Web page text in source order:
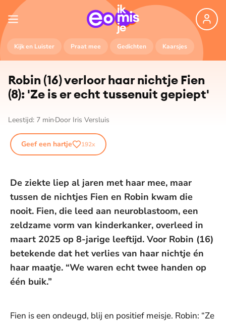
Kijk en Luister Praat mee Gedichten Kaarsjes
Robin (16) verloor haar nichtje Fien
(8): 'Ze is er echt tussenuit gepiept'
Leestijd: 7 min Door Iris Versluis
Geef een hartje 192x
De ziekte liep al jaren met haar mee, maar
tussen de nichtjes Fien en Robin kwam die
nooit. Fien, die leed aan neuroblastoom, een
zeldzame vorm van kinderkanker, overleed in
maart 2025 op 8-jarige leeftijd. Voor Robin (16)
betekende dat het verlies van haar nichtje én
haar maatje. “We waren echt twee handen op
één buik.”
Fien is een ondeugd, blij en positief meisje. Robin: “Ze